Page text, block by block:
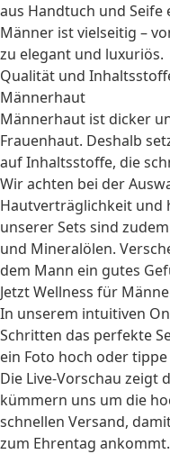
aus Handtuch und Seife
Männer ist vielseitig –
zu elegant und luxuriös.
Qualität und
Männerhaut
Männerhaut ist dicker
Frauenhaut. Deshalb
auf Inhaltsstoffe, die
Wir achten bei der
Hautverträglichkeit und
unserer Sets sind
und Mineralölen.
dem Mann ein gutes
Jetzt Wellness für
In unserem intuitiven
Schritten das perfekte
ein Foto hoch oder
Die Live-Vorschau zeigt
kümmern uns um die
schnellen Versand,
zum Ehrentag